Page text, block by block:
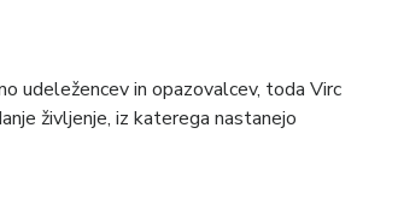
udeležencev in opazovalcev, toda Virc
življenje, iz katerega nastanejo